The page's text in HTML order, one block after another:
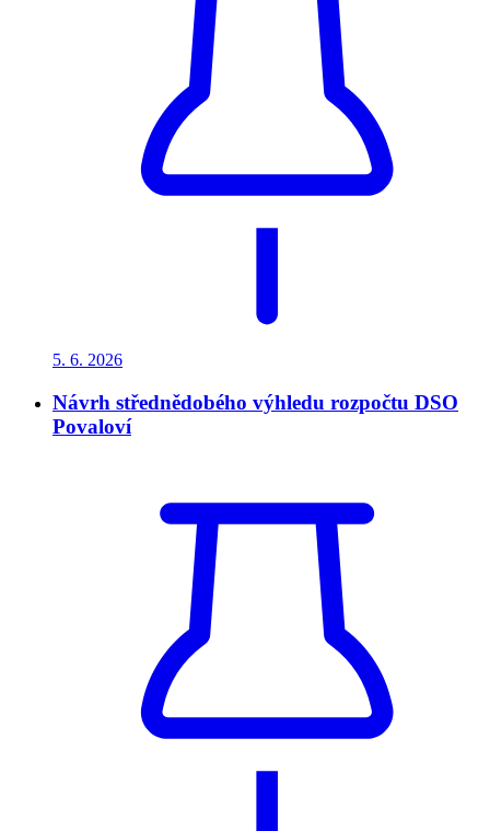
5. 6. 2026
Návrh střednědobého výhledu rozpočtu DSO
Povaloví